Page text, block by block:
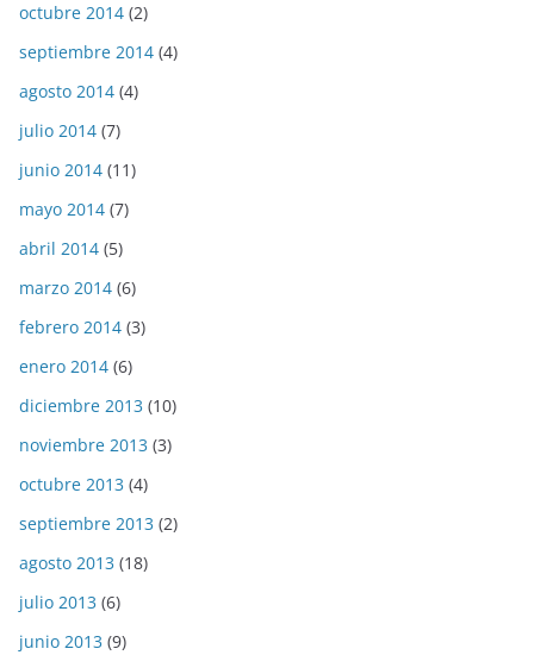
octubre 2014 (2)
septiembre 2014 (4)
agosto 2014 (4)
julio 2014 (7)
junio 2014 (11)
mayo 2014 (7)
abril 2014 (5)
marzo 2014 (6)
febrero 2014 (3)
enero 2014 (6)
diciembre 2013 (10)
noviembre 2013 (3)
octubre 2013 (4)
septiembre 2013 (2)
agosto 2013 (18)
julio 2013 (6)
junio 2013 (9)